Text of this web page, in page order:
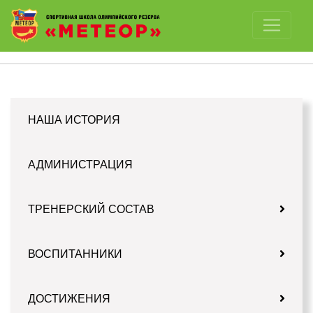
Отключить картинки
НАША ИСТОРИЯ
АДМИНИСТРАЦИЯ
ТРЕНЕРСКИЙ СОСТАВ
ВОСПИТАННИКИ
ДОСТИЖЕНИЯ